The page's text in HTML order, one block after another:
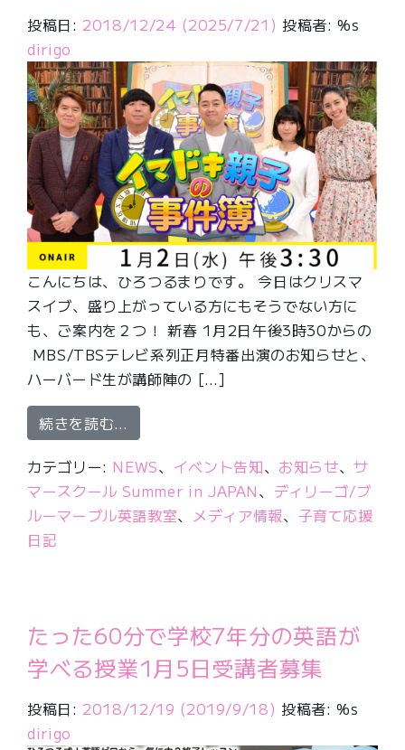
投稿日: 2018/12/24 (2025/7/21) 投稿者: %s
dirigo
こんにちは、ひろつるまりです。 今日はクリスマ
スイブ、盛り上がっている方にもそうでない方に
も、ご案内を２つ！ 新春 1月2日午後3時30からの
MBS/TBSテレビ系列正月特番出演のお知らせと、
ハーバード生が講師陣の […]
続きを読む…
カテゴリー: NEWS、 イベント告知、 お知らせ、サ
マースクール Summer in JAPAN、 ディリーゴ/ブ
ルーマーブル英語教室、 メディア情報、 子育て応援
日記
たった60分で学校7年分の英語が
学べる授業1月5日受講者募集
投稿日: 2018/12/19 (2019/9/18) 投稿者: %s
dirigo